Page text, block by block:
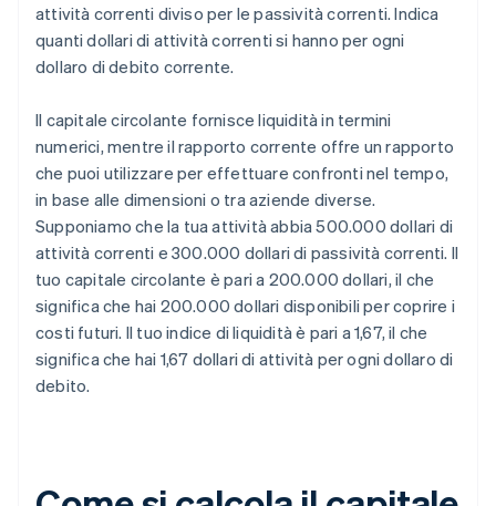
attività correnti diviso per le passività correnti. Indica
quanti dollari di attività correnti si hanno per ogni
dollaro di debito corrente.
Il capitale circolante fornisce liquidità in termini
numerici, mentre il rapporto corrente offre un rapporto
che puoi utilizzare per effettuare confronti nel tempo,
in base alle dimensioni o tra aziende diverse.
Supponiamo che la tua attività abbia 500.000 dollari di
attività correnti e 300.000 dollari di passività correnti. Il
tuo capitale circolante è pari a 200.000 dollari, il che
significa che hai 200.000 dollari disponibili per coprire i
costi futuri. Il tuo indice di liquidità è pari a 1,67, il che
significa che hai 1,67 dollari di attività per ogni dollaro di
debito.